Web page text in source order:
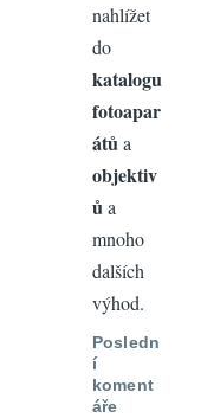
nahlížet
do
katalogu
fotoapar
átů a
objektiv
ů a
mnoho
dalších
výhod.
Posledn
í
koment
áře